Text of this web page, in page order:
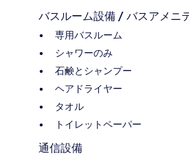
バスルーム設備 / バスアメニ
専用バスルーム
シャワーのみ
石鹸とシャンプー
ヘアドライヤー
タオル
トイレットペーパー
通信設備